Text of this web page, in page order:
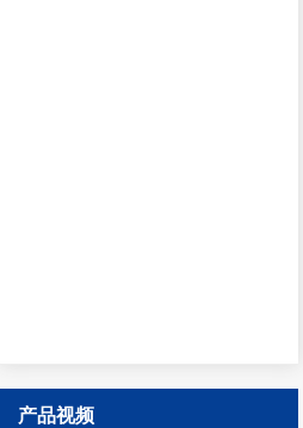
产品视频